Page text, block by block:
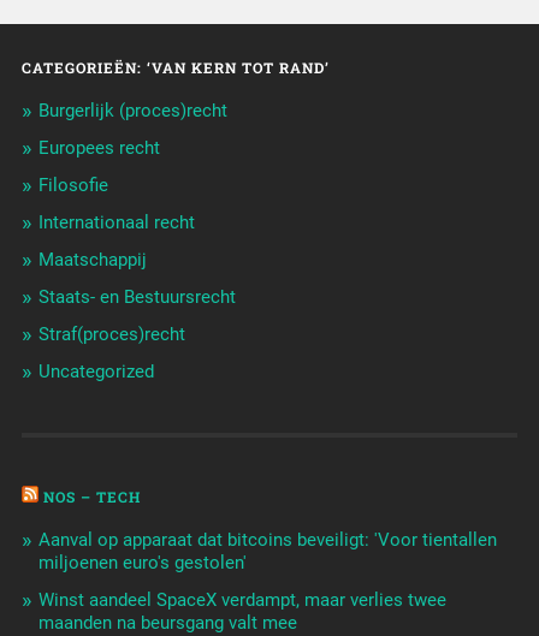
CATEGORIEËN: ‘VAN KERN TOT RAND’
Burgerlijk (proces)recht
Europees recht
Filosofie
Internationaal recht
Maatschappij
Staats- en Bestuursrecht
Straf(proces)recht
Uncategorized
NOS – TECH
Aanval op apparaat dat bitcoins beveiligt: 'Voor tientallen
miljoenen euro's gestolen'
Winst aandeel SpaceX verdampt, maar verlies twee
maanden na beursgang valt mee